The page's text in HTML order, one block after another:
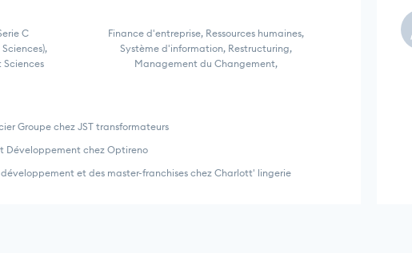
C
Finance d'entreprise, Ressources humaines,
Système d'information, Restructuring,
Management du Changement,
Groupe chez JST transformateurs
Développement chez Optireno
et des master-franchises chez Charlott' lingerie